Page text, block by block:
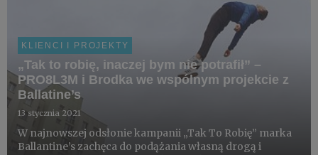
KLIENCI I PROJEKTY
„Tak to robię, inaczej bym nie potrafił” –
PRO8L3M i Brodka we wspólnym projekcie z
Ballatine’s
13 stycznia 2021
W najnowszej odsłonie kampanii „Tak To Robię” marka
Ballantine’s zachęca do podążania własną drogą i